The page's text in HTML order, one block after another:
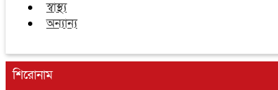
স্বাস্থ্য
অন্যান্য
শিরোনাম